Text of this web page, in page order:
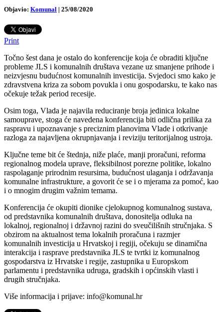
Objavio: Komunal | 25/08/2020
Print
Točno šest dana je ostalo do konferencije koja će obraditi ključne
probleme JLS i komunalnih društava vezane uz smanjene prihode i
neizvjesnu budućnost komunalnih investicija. Svjedoci smo kako je
zdravstvena kriza za sobom povukla i onu gospodarsku, te kako nas
očekuje težak period recesije.
Osim toga, Vlada je najavila reduciranje broja jedinica lokalne
samouprave, stoga će navedena konferencija biti odlična prilika za
raspravu i upoznavanje s preciznim planovima Vlade i otkrivanje
razloga za najavljena okrupnjavanja i reviziju teritorijalnog ustroja.
Ključne teme bit će štednja, niže plaće, manji proračuni, reforma
regionalnog modela uprave, fleksibilnost porezne politike, lokalno
raspolaganje prirodnim resursima, budućnost ulaganja i održavanja
komunalne infrastrukture, a govorit će se i o mjerama za pomoć, kao
i o mnogim drugim važnim temama.
Konferencija će okupiti dionike cjelokupnog komunalnog sustava,
od predstavnika komunalnih društava, donositelja odluka na
lokalnoj, regionalnoj i državnoj razini do sveučilišnih stručnjaka. S
obzirom na aktualnost tema lokalnih proračuna i razmjer
komunalnih investicija u Hrvatskoj i regiji, očekuju se dinamična
interakcija i rasprave predstavnika JLS te tvrtki iz komunalnog
gospodarstva iz Hrvatske i regije, zastupnika u Europskom
parlamentu i predstavnika udruga, gradskih i općinskih vlasti i
drugih stručnjaka.
Više informacija i prijave: info@komunal.hr